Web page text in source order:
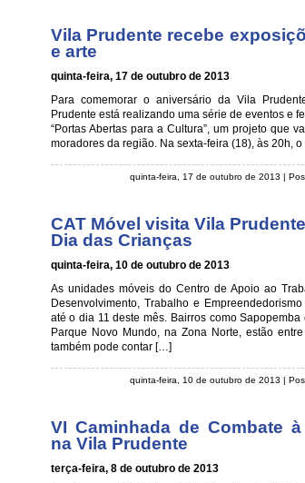
Vila Prudente recebe
e arte
quinta-feira, 17 de outubro de 2013
Para comemorar o aniversário da Vila
Prudente está realizando uma série de eventos e
“Portas Abertas para a Cultura”, um projeto que
moradores da região. Na sexta-feira (18), às 20h,
quinta-feira, 17 de outubro de 2013 |
CAT Móvel visita Vila
Dia das Crianças
quinta-feira, 10 de outubro de 2013
As unidades móveis do Centro de Apoio ao
Desenvolvimento, Trabalho e
até o dia 11 deste mês. Bairros como
Parque Novo Mundo, na Zona Norte, estão
também pode contar […]
quinta-feira, 10 de outubro de 2013 |
VI Caminhada de Combate
na Vila Prudente
terça-feira, 8 de outubro de 2013